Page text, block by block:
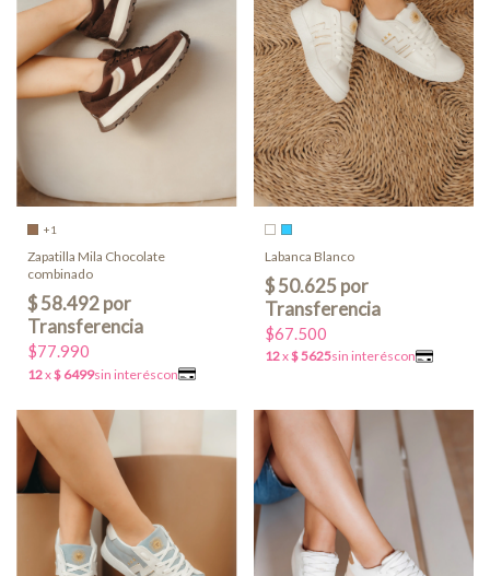
+1
Zapatilla Mila Chocolate
combinado
$77.990
Labanca Blanco
$67.500